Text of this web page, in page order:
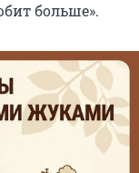
больше».